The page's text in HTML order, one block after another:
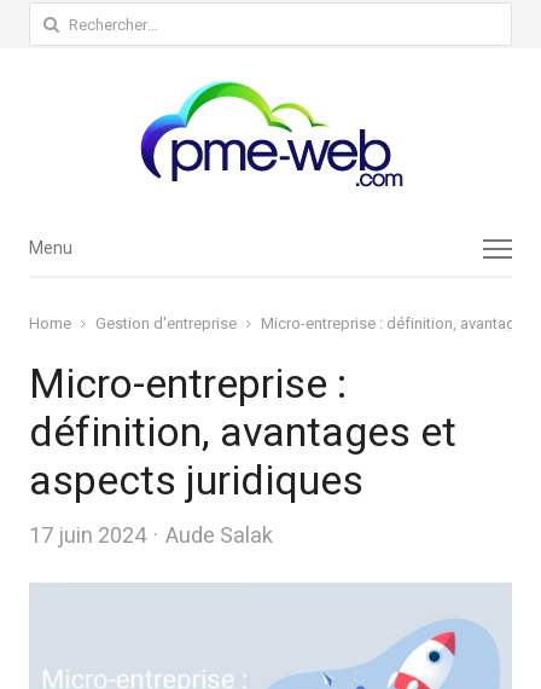
Rechercher :
Menu
Menu
Home Gestion d'entreprise Micro-entreprise : définition,
Micro-entreprise :
définition, avantages et
aspects juridiques
17 juin 2024 Author
Aude Salak